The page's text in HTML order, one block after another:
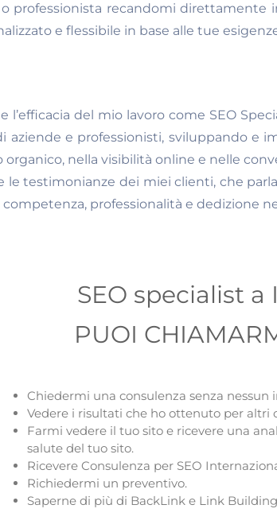
o professionista recandomi
e flessibile in base alle tue
l’efficacia del mio lavoro come SEO
aziende e professionisti, sviluppando e
nella visibilità online e nelle
le testimonianze dei miei clienti, che
professionalità e dedizione
SEO specialist a
PUOI
Chiedermi una consulenza senza nessun
Vedere i risultati che ho ottenuto per altri
Farmi vedere il tuo sito e ricevere una
salute del tuo sito.
Ricevere Consulenza per SEO
Richiedermi un preventivo.
Saperne di più di BackLink e Link